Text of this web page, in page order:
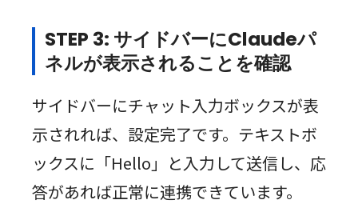
STEP 3: サイドバーにClaudeパ
ネルが表示されることを確認
サイドバーにチャット入力ボックスが表
示されれば、設定完了です。テキストボ
ックスに「Hello」と入力して送信し、応
答があれば正常に連携できています。